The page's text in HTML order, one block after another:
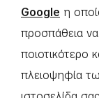
Google η
προσπάθεια
ποιοτικότερο
πλειοψηφία